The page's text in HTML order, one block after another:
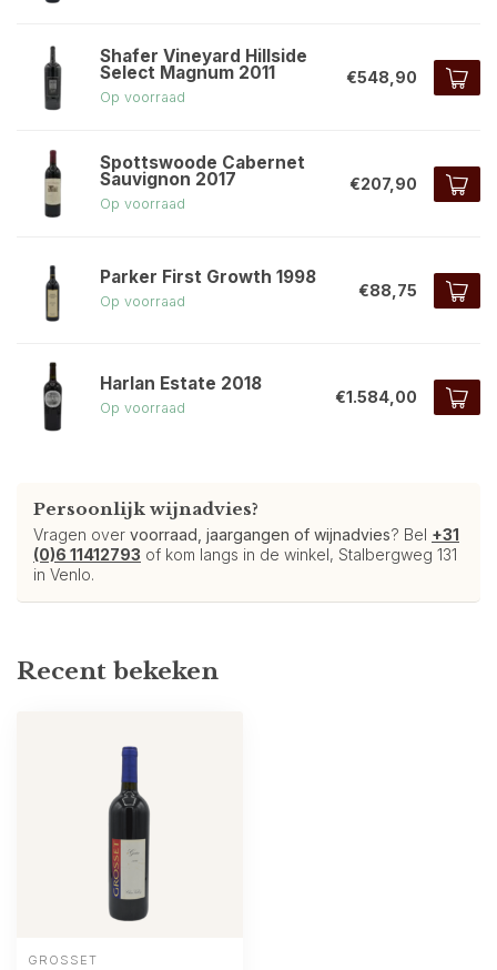
Shafer Vineyard Hillside
Select Magnum 2011
Op voorraad
€548,90
Spottswoode Cabernet
Sauvignon 2017
Op voorraad
€207,90
Parker First Growth 1998
Op voorraad
€88,75
Harlan Estate 2018
Op voorraad
€1.584,00
Persoonlijk wijnadvies?
Vragen over voorraad, jaargangen of wijnadvies? Bel +31
(0)6 11412793 of kom langs in de winkel, Stalbergweg 131
in Venlo.
Recent bekeken
GROSSET